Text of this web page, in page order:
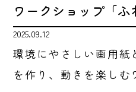
ワークショップ「
2025.09.12
環境にやさしい画用紙
を作り、動きを楽しむ